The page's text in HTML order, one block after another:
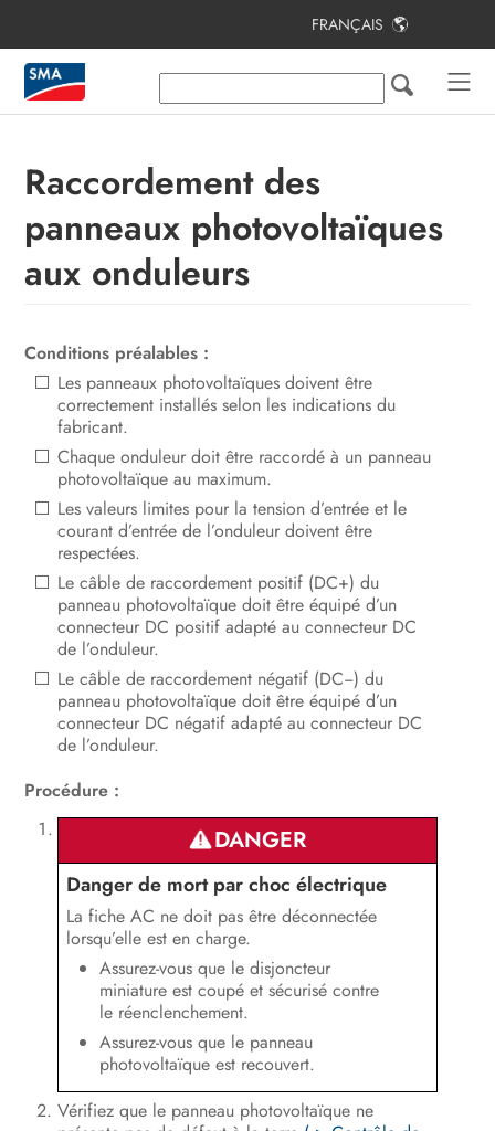
FRANÇAIS
Raccordement des
panneaux photovoltaïques
aux onduleurs
Conditions préalables :
Les panneaux photovoltaïques doivent être
correctement installés selon les indications du
fabricant.
Chaque onduleur doit être raccordé à un panneau
photovoltaïque au maximum.
Les valeurs limites pour la tension d’entrée et le
courant d’entrée de l’onduleur doivent être
respectées.
Le câble de raccordement positif (DC+) du
panneau photovoltaïque doit être équipé d’un
connecteur DC positif adapté au connecteur DC
de l’onduleur.
Le câble de raccordement négatif (DC−) du
panneau photovoltaïque doit être équipé d’un
connecteur DC négatif adapté au connecteur DC
de l’onduleur.
Procédure :
DANGER
Danger de mort par choc électrique
La fiche AC ne doit pas être déconnectée
lorsqu’elle est en charge.
Assurez-vous que le disjoncteur
miniature est coupé et sécurisé contre
le réenclenchement.
Assurez-vous que le panneau
photovoltaïque est recouvert.
Vérifiez que le panneau photovoltaïque ne
Table des matières
Remarques relatives à ce document
Contenu de la livraison
Vue d’ensemble des produits
Raccordement électrique
Mise en service de l’installation
photovoltaïque
Configuration
Mise hors tension de l’onduleur
Mise hors tension du Sunny
Multigate
Recherche d’erreurs
Remise en service de l’onduleur
Mise hors service
Contact
Déclaration de conformité CE